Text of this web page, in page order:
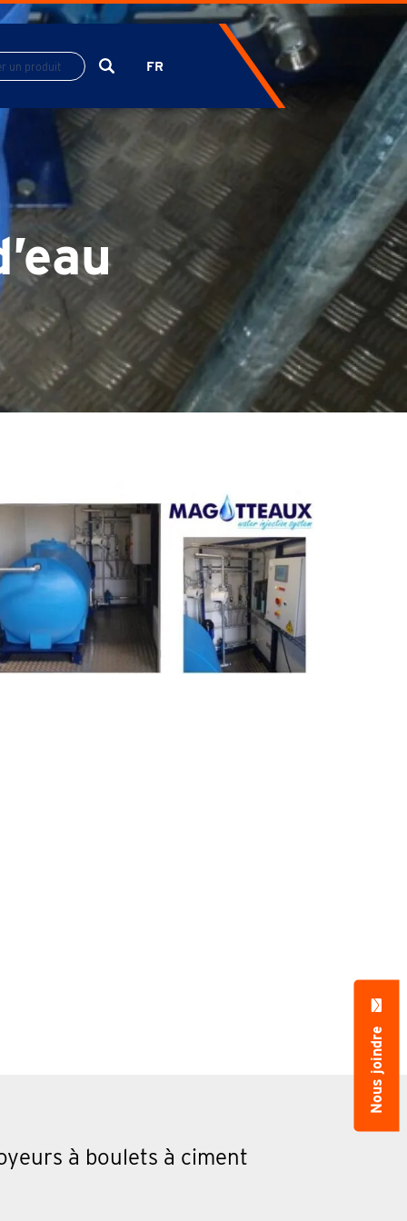
FR
ES
à boulets à ciment
Nous joindre